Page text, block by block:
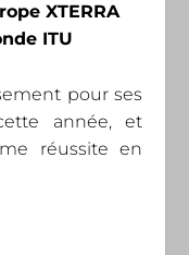
XTERRA
ITU
pour ses
année, et
réussite en